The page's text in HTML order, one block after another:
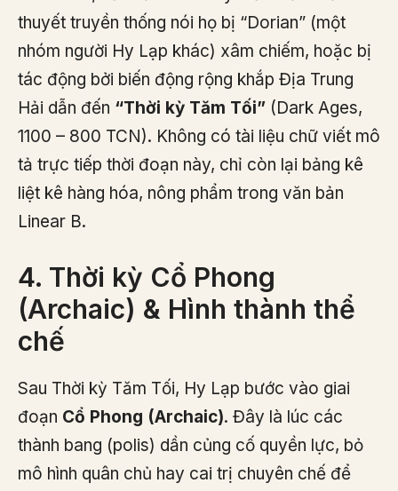
thuyết truyền thống nói họ bị “Dorian” (một
nhóm người Hy Lạp khác) xâm chiếm, hoặc bị
tác động bởi biến động rộng khắp Địa Trung
Hải dẫn đến “Thời kỳ Tăm Tối” (Dark Ages,
1100 – 800 TCN). Không có tài liệu chữ viết mô
tả trực tiếp thời đoạn này, chỉ còn lại bảng kê
liệt kê hàng hóa, nông phẩm trong văn bản
Linear B.
4. Thời kỳ Cổ Phong
(Archaic) & Hình thành thể
chế
Sau Thời kỳ Tăm Tối, Hy Lạp bước vào giai
đoạn Cổ Phong (Archaic). Đây là lúc các
thành bang (polis) dần củng cố quyền lực, bỏ
mô hình quân chủ hay cai trị chuyên chế để